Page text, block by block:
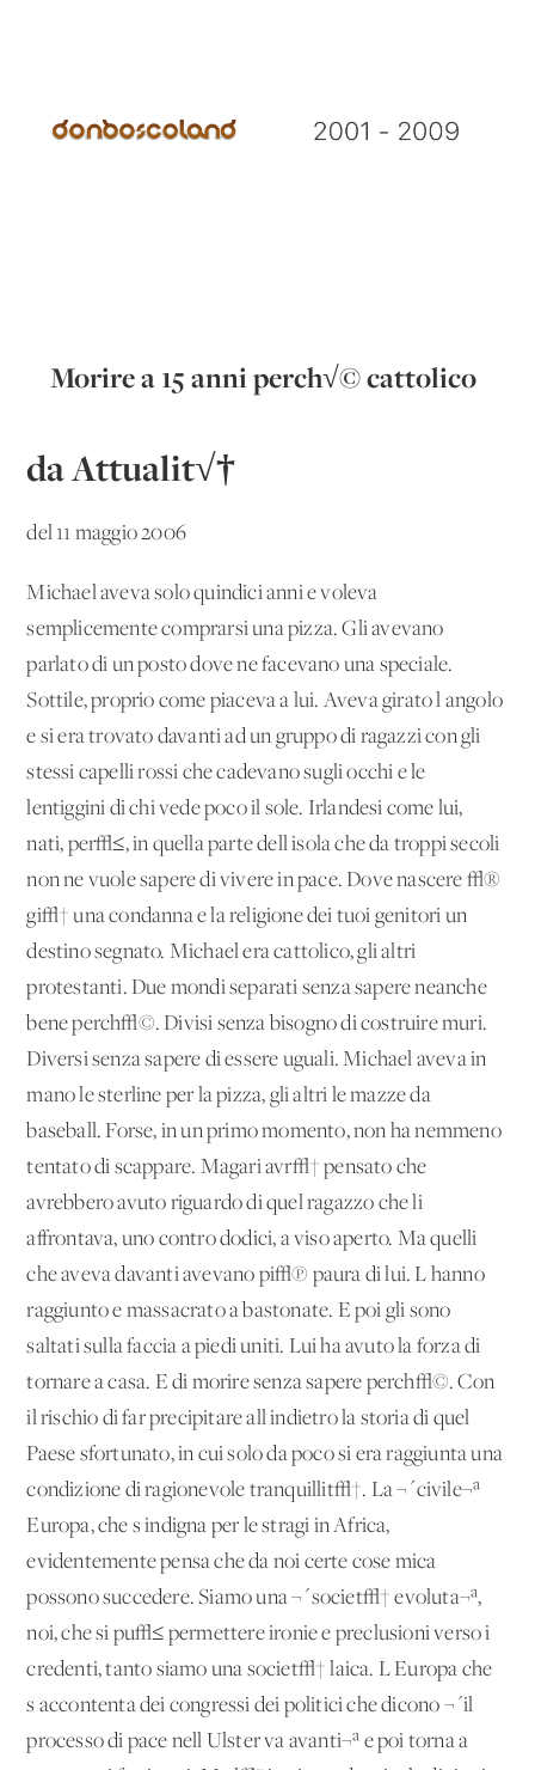
Morire a 15 anni perch√© cattolico
da Attualit√†
del 11 maggio 2006
Michael aveva solo quindici anni e voleva
semplicemente comprarsi una pizza. Gli avevano
parlato di un posto dove ne facevano una speciale.
Sottile, proprio come piaceva a lui. Aveva girato l'angolo
e si era trovato davanti ad un gruppo di ragazzi con gli
stessi capelli rossi che cadevano sugli occhi e le
lentiggini di chi vede poco il sole. Irlandesi come lui,
nati, per√≤, in quella parte dell'isola che da troppi secoli
non ne vuole sapere di vivere in pace. Dove nascere √®
gi√† una condanna e la religione dei tuoi genitori un
destino segnato. Michael era cattolico, gli altri
protestanti. Due mondi separati senza sapere neanche
bene perch√©. Divisi senza bisogno di costruire muri.
Diversi senza sapere di essere uguali. Michael aveva in
mano le sterline per la pizza, gli altri le mazze da
baseball. Forse, in un primo momento, non ha nemmeno
tentato di scappare. Magari avr√† pensato che
avrebbero avuto riguardo di quel ragazzo che li
affrontava, uno contro dodici, a viso aperto. Ma quelli
che aveva davanti avevano pi√π paura di lui. L'hanno
raggiunto e massacrato a bastonate. E poi gli sono
saltati sulla faccia a piedi uniti. Lui ha avuto la forza di
tornare a casa. E di morire senza sapere perch√©. Con
il rischio di far precipitare all'indietro la storia di quel
Paese sfortunato, in cui solo da poco si era raggiunta una
condizione di ragionevole tranquillit√†. La ¬´civile¬ª
Europa, che s'indigna per le stragi in Africa,
evidentemente pensa che da noi certe cose mica
possono succedere. Siamo una ¬´societ√† evoluta¬ª,
noi, che si pu√≤ permettere ironie e preclusioni verso i
credenti, tanto siamo una societ√† laica. L'Europa che
s'accontenta dei congressi dei politici che dicono ¬´il
processo di pace nell'Ulster va avanti¬ª e poi torna a